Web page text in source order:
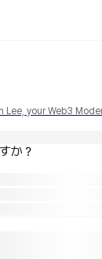
Lee, your Web3
か？